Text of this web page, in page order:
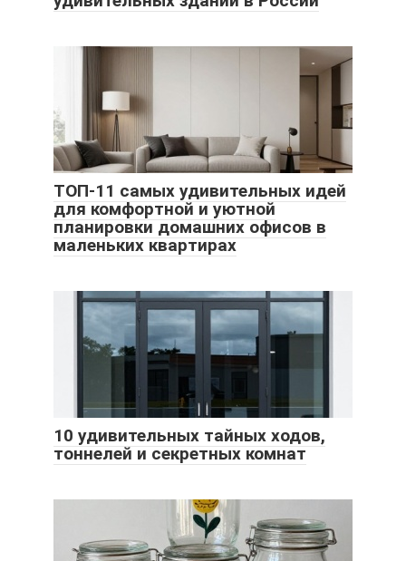
ТОП-11 самых удивительных идей
для комфортной и уютной
планировки домашних офисов в
маленьких квартирах
10 удивительных тайных ходов,
тоннелей и секретных комнат